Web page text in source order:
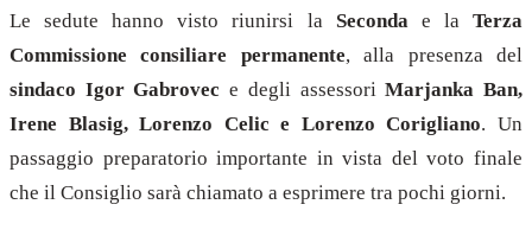
Le sedute hanno visto riunirsi la Seconda e laTerza
Commissione consiliare permanente, alla presenza del
sindaco Igor Gabrovec e degli assessoriMarjanka Ban,
Irene Blasig, Lorenzo Celic e Lorenzo Corigliano. Un
passaggio preparatorio importante in vista del voto finale
che il Consiglio sarà chiamato a esprimere tra pochi giorni.